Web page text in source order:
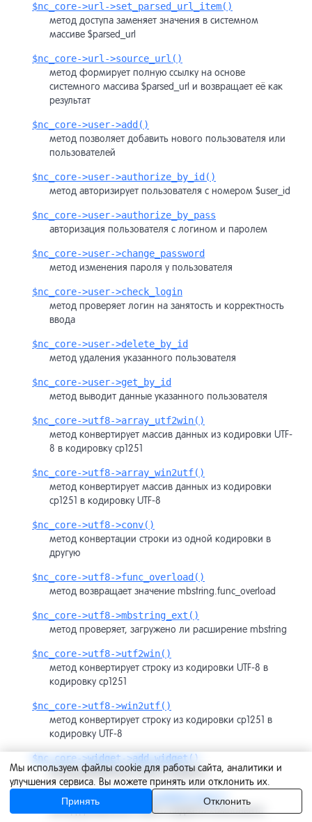
$nc_core->url->set_parsed_url_item()
метод доступа заменяет значения в системном
массиве $parsed_url
$nc_core->url->source_url()
метод формирует полную ссылку на основе
системного массива $parsed_url и возвращает её как
результат
$nc_core->user->add()
метод позволяет добавить нового пользователя или
пользователей
$nc_core->user->authorize_by_id()
метод авторизирует пользователя с номером $user_id
$nc_core->user->authorize_by_pass
авторизация пользователя с логином и паролем
$nc_core->user->change_password
метод изменения пароля у пользователя
$nc_core->user->check_login
метод проверяет логин на занятость и корректность
ввода
$nc_core->user->delete_by_id
метод удаления указанного пользователя
$nc_core->user->get_by_id
метод выводит данные указанного пользователя
$nc_core->utf8->array_utf2win()
метод конвертирует массив данных из кодировки UTF-
8 в кодировку cp1251
$nc_core->utf8->array_win2utf()
метод конвертирует массив данных из кодировки
cp1251 в кодировку UTF-8
$nc_core->utf8->conv()
метод конвертации строки из одной кодировки в
другую
$nc_core->utf8->func_overload()
метод возвращает значение mbstring.func_overload
$nc_core->utf8->mbstring_ext()
метод проверяет, загружено ли расширение mbstring
$nc_core->utf8->utf2win()
метод конвертирует строку из кодировки UTF-8 в
кодировку cp1251
$nc_core->utf8->win2utf()
метод конвертирует строку из кодировки cp1251 в
кодировку UTF-8
$nc_core->widget->add_widget()
метод добавления нового виджета
$nc_core->widget->add_widgetclass()
метод добавления нового виджета-компонента
Мы используем файлы cookie для работы сайта, аналитики и
улучшения сервиса. Вы можете принять или отклонить их.
Принять
Отклонить